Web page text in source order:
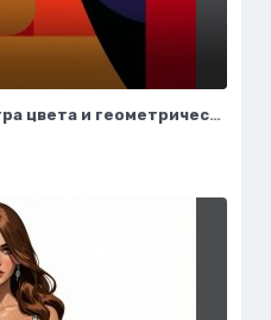
Кубистический портрет: игра цвета и геометрических форм. Нейросеть Midjourney